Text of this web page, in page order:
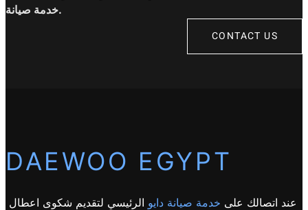
خدمة صيانة.
CONTACT US
DAEWOO EGYPT
عند اتصالك على خدمة صيانة دايو الرئيسي لتقديم شكوى اعطال